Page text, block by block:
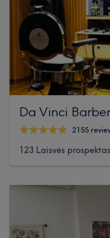
Da Vinci
2155
123 Laisvės